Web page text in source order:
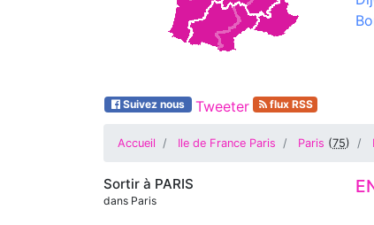
Suivez nous Tweeter flux RSS
Accueil Ile de France Paris Paris (75)
Sortir à PARIS
dans Paris